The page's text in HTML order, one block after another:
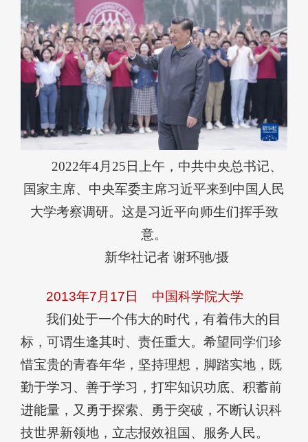
2022年4月25日上午，中共中央总书记、
国家主席、中央军委主席习近平来到中国人民
大学考察调研。这是习近平向师生们挥手致
意。
新华社记者 谢环驰/摄
2013年7月17日 中国科学院大学
我们处于一个伟大的时代，有着伟大的目
标，可谓生逢其时、责任重大。希望同学们珍
惜宝贵的青春年华，坚持理想，脚踏实地，既
勤于学习、善于学习，打牢知识功底、积蓄前
进能量，又勇于探索、勇于突破，不断认识科
技世界新领地，立志报效祖国、服务人民。